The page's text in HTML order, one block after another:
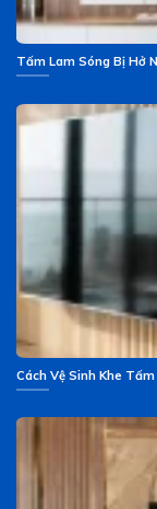
Tấm Lam Sóng Bị Hở
Cách Vệ Sinh Khe